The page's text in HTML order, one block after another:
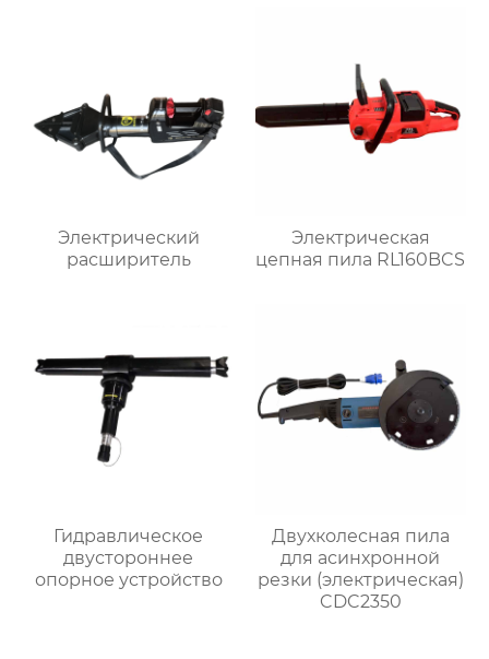
Электрический
расширитель
Электрическая
цепная пила RL160BCS
Гидравлическое
двустороннее
опорное устройство
Двухколесная пила
для асинхронной
резки (электрическая)
CDC2350